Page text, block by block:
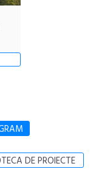
DE PROIECTE